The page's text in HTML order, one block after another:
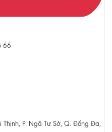
66
Thịnh, P. Ngã Tư Sở, Q. Đống Đa,